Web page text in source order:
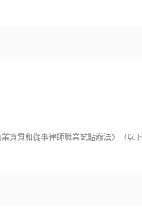
質和從事律師職業試點辦法》（以